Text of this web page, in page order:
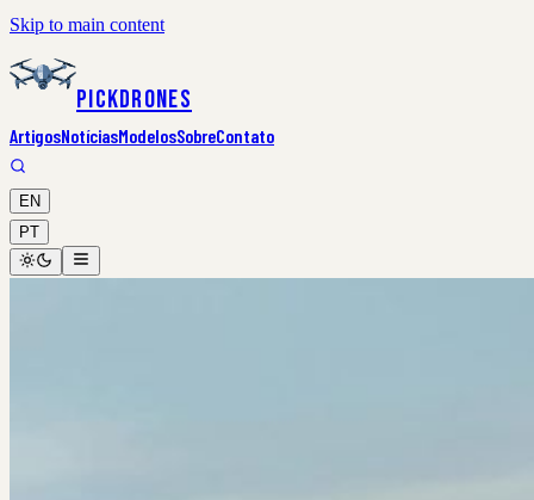
Skip to main content
PickDrones
ArtigosNotíciasModelosSobreContato
EN
PT